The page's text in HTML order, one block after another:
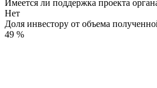
Имеется ли поддержка проекта
Нет
Доля инвестору от объема
49 %